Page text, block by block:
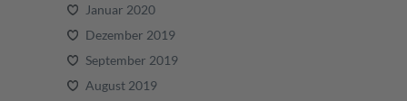
Januar 2020
Dezember 2019
September 2019
August 2019